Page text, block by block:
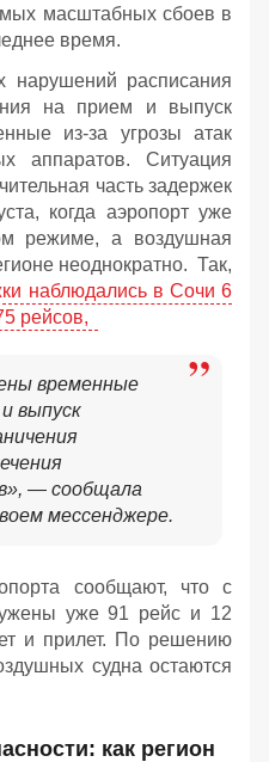
масштабных сбоев в
время.
нарушений расписания
на прием и выпуск
из-за угрозы атак
аппаратов. Ситуация
часть задержек
когда аэропорт уже
режиме, а воздушная
неоднократно. Так,
наблюдались в Сочи 6
рейсов,
временные
выпуск
— сообщала
мессенджере.
сообщают, что с
уже 91 рейс и 12
и прилет. По решению
судна остаются
как регион